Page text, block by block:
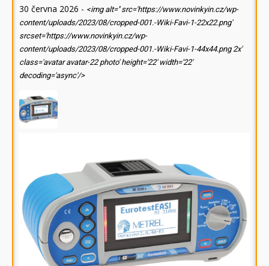
30 června 2026 - <img alt='' src='https://www.novinkyin.cz/wp-
content/uploads/2023/08/cropped-001.-Wiki-Favi-1-22x22.png'
srcset='https://www.novinkyin.cz/wp-
content/uploads/2023/08/cropped-001.-Wiki-Favi-1-44x44.png 2x'
class='avatar avatar-22 photo' height='22' width='22'
decoding='async'/>